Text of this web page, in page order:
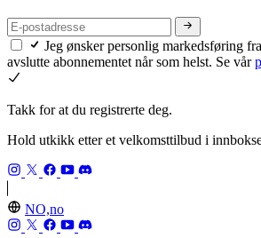
Jeg ønsker personlig markedsføring
avslutte abonnementet når som helst. Se vår
Takk for at du registrerte deg.
Hold utkikk etter et velkomsttilbud i
NO,no